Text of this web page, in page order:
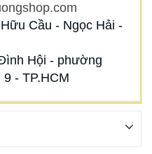
Cầu - Ngọc Hải -
Hội - phường
- TP.HCM